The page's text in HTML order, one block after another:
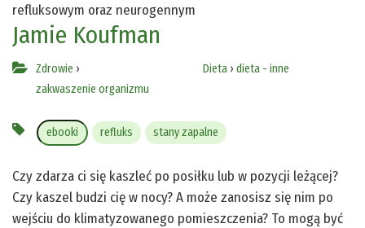
refluksowym oraz neurogennym
Jamie Koufman
Zdrowie ›
zakwaszenie organizmu
Dieta› dieta - inne
ebooki refluks stany zapalne
Czy zdarza ci się kaszleć po posiłku lub w pozycji leżącej?
Czy kaszel budzi cię w nocy? A może zanosisz się nim po
wejściu do klimatyzowanego pomieszczenia? To mogą być